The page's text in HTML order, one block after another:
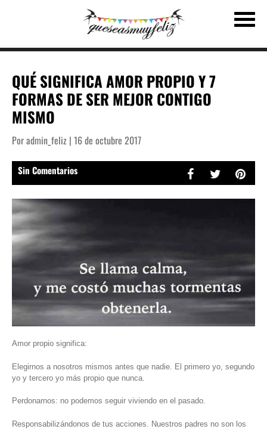
QUÉ SIGNIFICA AMOR PROPIO Y 7
FORMAS DE SER MEJOR CONTIGO
MISMO
Por admin_feliz | 16 de octubre 2017
Sin Comentarios
Amor propio significa:
Elegirnos a nosotros mismos antes que nadie. El primero yo, segundo
yo y tercero yo más propio que nunca.
Perdonarnos: no podemos seguir viviendo en el pasado.
Responsabilizándonos de tus acciones. Nuestros padres no son los